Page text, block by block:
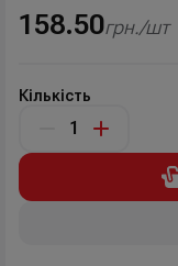
158.50грн./шт
Кількість